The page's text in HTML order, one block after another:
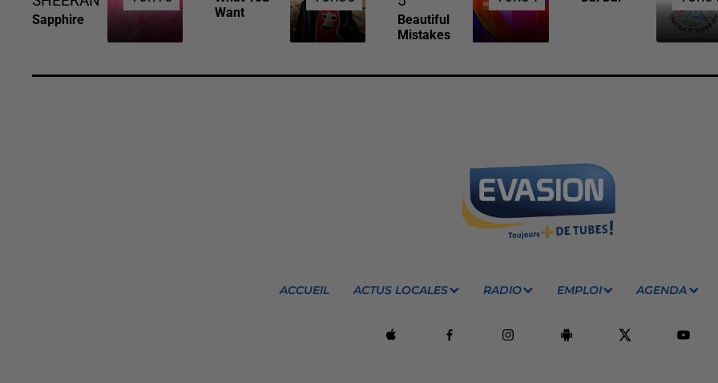
Sapphire
Want
Beautiful
Mistakes
ACCUEIL ACTUS LOCALES RADIO EMPLOI AGENDA